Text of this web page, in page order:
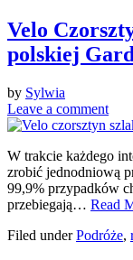
Velo
polskiej
by Sylwia
Leave a comment
W trakcie każdego
zrobić jednodniową
99,9% przypadków
przebiegają… Read
Filed underPodróże,